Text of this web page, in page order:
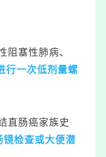
塞性肺病、
行一次低剂量螺
直肠癌家族史
检查或大便潜